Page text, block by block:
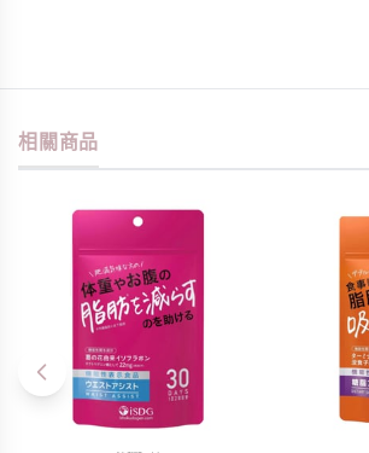
相關商品